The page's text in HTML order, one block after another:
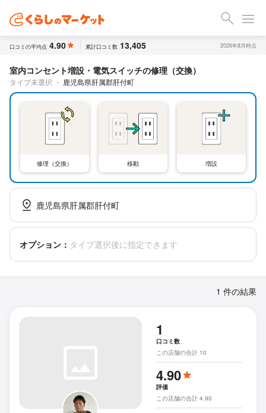
口コミの平均点 4.90 累計口コミ数 13,405 2026年8月時点
室内コンセント増設・電気スイッチの修理（交換）
タイプ未選択 ・ 鹿児島県肝属郡肝付町
修理（交換） 移動 増設
鹿児島県肝属郡肝付町
オプション： タイプ選択後に指定できます
1 件の結果
1
口コミ数
この店舗の合計 10
4.90
評価
この店舗の合計 4.90